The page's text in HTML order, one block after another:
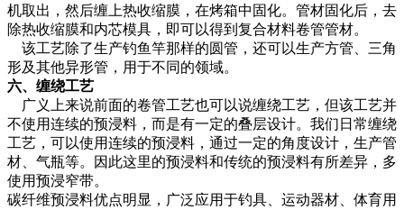
机取出，然后缠上热收缩膜，在烤箱中固化。管材固化后，去
除热收缩膜和内芯模具，即可以得到复合材料卷管管材。
该工艺除了生产钓鱼竿那样的圆管，还可以生产方管、三角
形及其他异形管，用于不同的领域。
六、缠绕工艺
广义上来说前面的卷管工艺也可以说缠绕工艺，但该工艺并
不使用连续的预浸料，而是有一定的叠层设计。我们日常缠绕
工艺，可以使用连续的预浸料，通过一定的角度设计，生产管
材、气瓶等。因此这里的预浸料和传统的预浸料有所差异，多
使用预浸窄带。
碳纤维预浸料优点明显，广泛应用于钓具、运动器材、体育用